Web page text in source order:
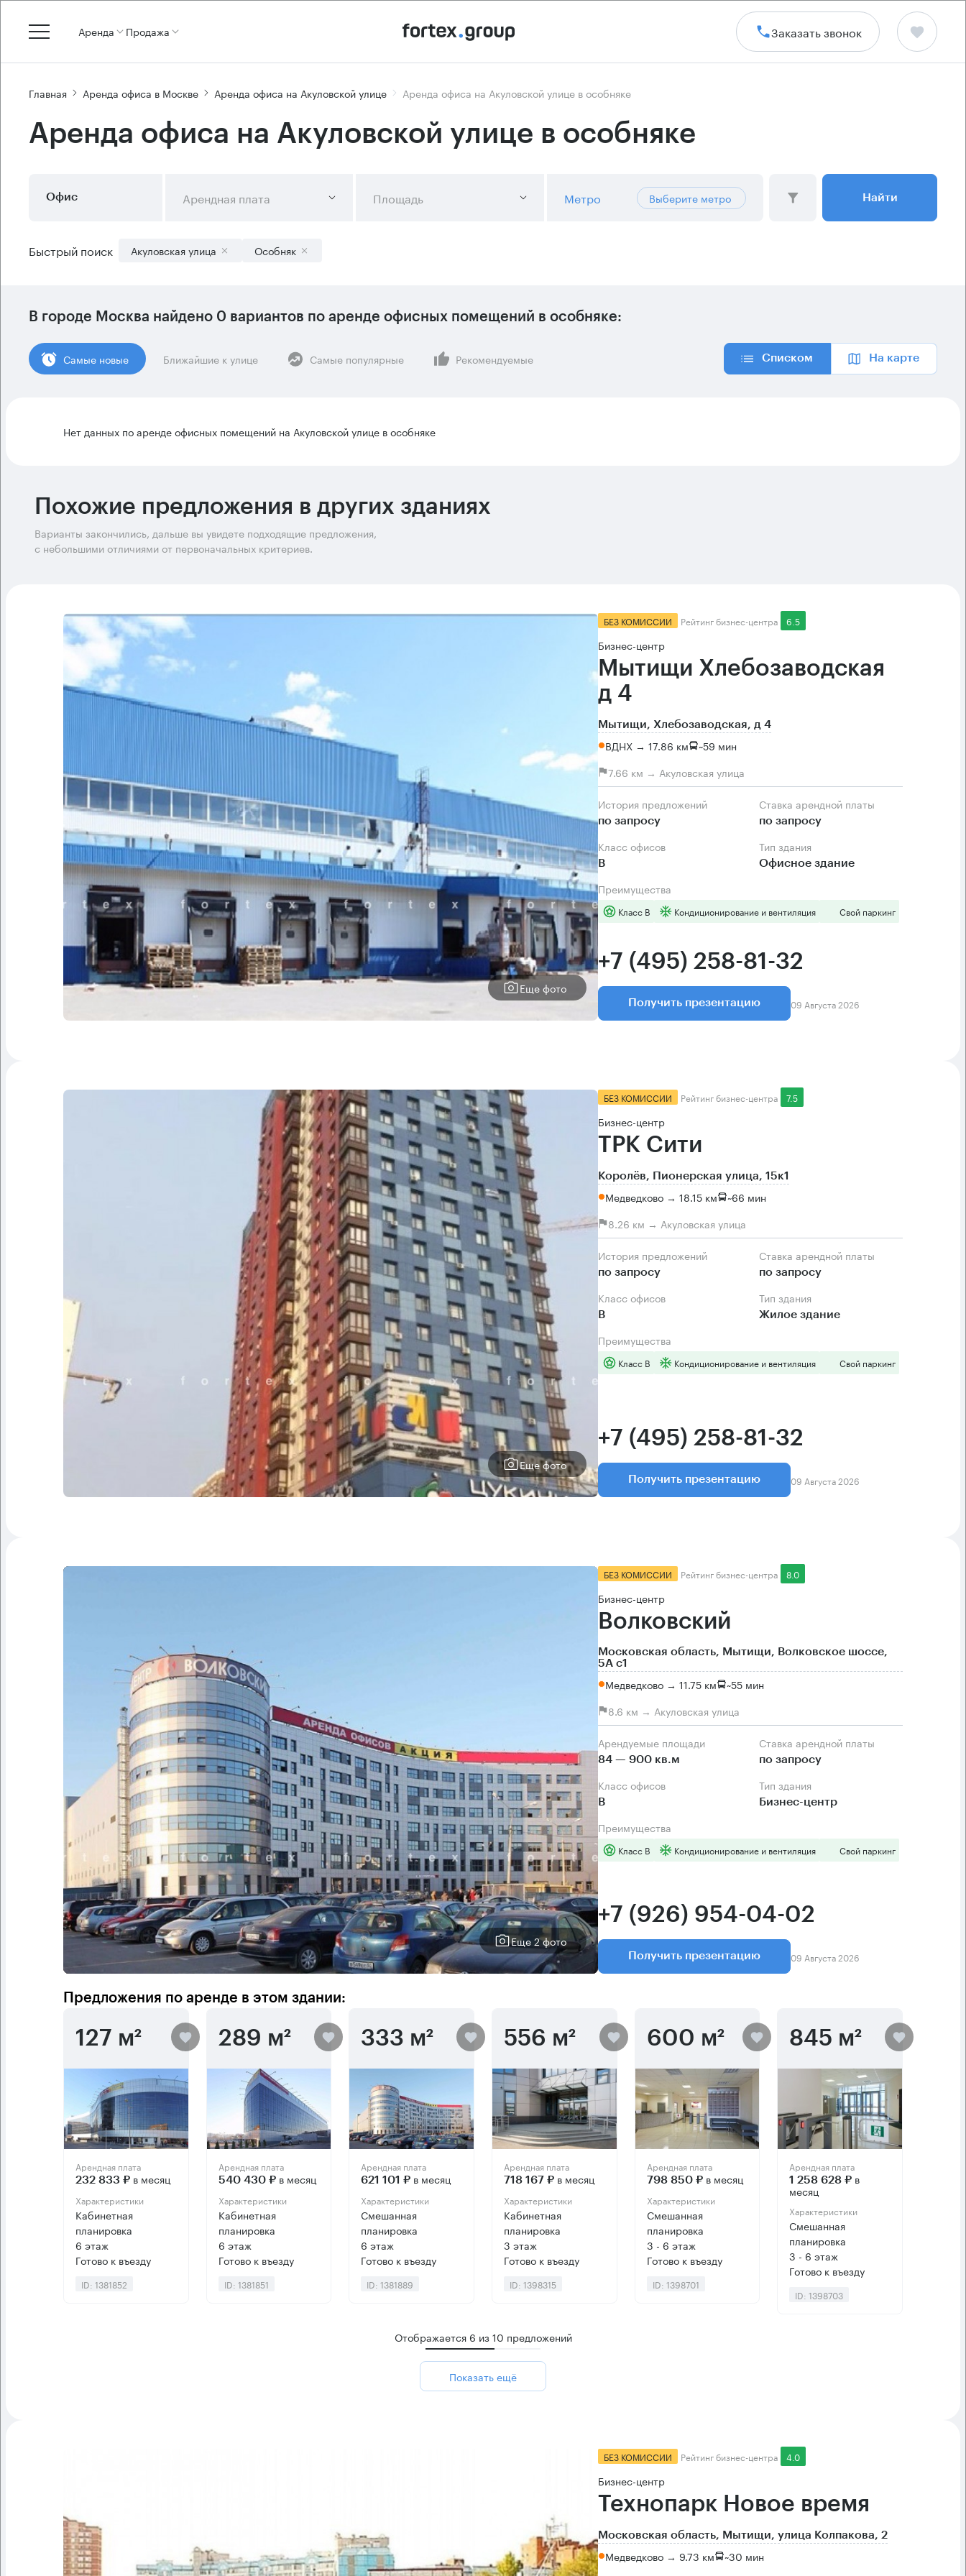
Аренда Продажа Заказать звонок
Главная Аренда офиса в Москве Аренда офиса на Акуловской улице Аренда офиса на Акуловской улице в особняке
Аренда офиса на Акуловской улице в особняке
Офис Арендная плата Площадь Метро Выберите метро Найти
Быстрый поиск Акуловская улица Особняк
В городе Москва найдено 0 вариантов по аренде офисных помещений в особняке:
Cамые новые Ближайшие к улице Самые популярные Рекомендуемые Списком На карте
Нет данных по аренде офисных помещений на Акуловской улице в особняке
Похожие предложения в других зданиях
Варианты закончились, дальше вы увидете подходящие предложения,
с небольшими отличиями от первоначальных критериев.
Еще фото
БЕЗ КОМИССИИ Рейтинг бизнес-центра 6.5
Бизнес-центр
Мытищи Хлебозаводская
д 4
Мытищи, Хлебозаводская, д 4
ВДНХ → 17.86 км ~59 мин
7.66 км → Акуловская улица
История предложений
по запросу
Ставка арендной платы
по запросу
Класс офисов
B
Тип здания
Офисное здание
Преимущества
Класс B Кондиционирование и вентиляция Свой паркинг
+7 (495) 258-81-32
Получить презентацию 09 Августа 2026
Еще фото
БЕЗ КОМИССИИ Рейтинг бизнес-центра 7.5
Бизнес-центр
ТРК Сити
Королёв, Пионерская улица, 15к1
Медведково → 18.15 км ~66 мин
8.26 км → Акуловская улица
История предложений
по запросу
Ставка арендной платы
по запросу
Класс офисов
B
Тип здания
Жилое здание
Преимущества
Класс B Кондиционирование и вентиляция Свой паркинг
+7 (495) 258-81-32
Получить презентацию 09 Августа 2026
Еще 2 фото
БЕЗ КОМИССИИ Рейтинг бизнес-центра 8.0
Бизнес-центр
Волковский
Московская область, Мытищи, Волковское шоссе,
5А с1
Медведково → 11.75 км ~55 мин
8.6 км → Акуловская улица
Арендуемые площади
84 — 900 кв.м
Ставка арендной платы
по запросу
Класс офисов
B
Тип здания
Бизнес-центр
Преимущества
Класс B Кондиционирование и вентиляция Свой паркинг
+7 (926) 954-04-02
Получить презентацию 09 Августа 2026
Предложения по аренде в этом здании:
127 м²
Арендная плата
232 833 ₽ в месяц
Характеристики
Кабинетная
планировка
6 этаж
Готово к въезду
ID: 1381852
289 м²
Арендная плата
540 430 ₽в месяц
Характеристики
Кабинетная
планировка
6 этаж
Готово к въезду
ID: 1381851
333 м²
Арендная плата
621 101 ₽ в месяц
Характеристики
Смешанная
планировка
6 этаж
Готово к въезду
ID: 1381889
556 м²
Арендная плата
718 167 ₽в месяц
Характеристики
Кабинетная
планировка
3 этаж
Готово к въезду
ID: 1398315
600 м²
Арендная плата
798 850 ₽в месяц
Характеристики
Смешанная
планировка
3 - 6 этаж
Готово к въезду
ID: 1398701
845 м²
Арендная плата
1 258 628 ₽ в
месяц
Характеристики
Смешанная
планировка
3 - 6 этаж
Готово к въезду
ID: 1398703
Отображается 6 из10 предложений
Показать ещё
БЕЗ КОМИССИИ Рейтинг бизнес-центра 4.0
Бизнес-центр
Технопарк Новое время
Московская область, Мытищи, улица Колпакова, 2
Медведково → 9.73 км ~30 мин